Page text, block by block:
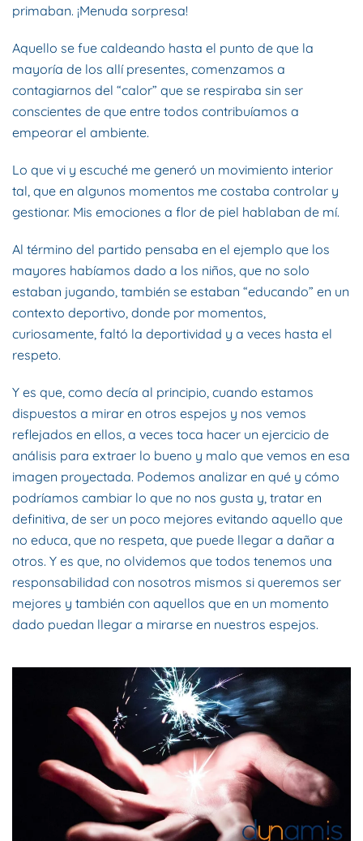
primaban. ¡Menuda sorpresa!
Aquello se fue caldeando hasta el punto de que la
mayoría de los allí presentes, comenzamos a
contagiarnos del “calor” que se respiraba sin ser
conscientes de que entre todos contribuíamos a
empeorar el ambiente.
Lo que vi y escuché me generó un movimiento interior
tal, que en algunos momentos me costaba controlar y
gestionar. Mis emociones a flor de piel hablaban de mí.
Al término del partido pensaba en el ejemplo que los
mayores habíamos dado a los niños, que no solo
estaban jugando, también se estaban “educando” en un
contexto deportivo, donde por momentos,
curiosamente, faltó la deportividad y a veces hasta el
respeto.
Y es que, como decía al principio, cuando estamos
dispuestos a mirar en otros espejos y nos vemos
reflejados en ellos, a veces toca hacer un ejercicio de
análisis para extraer lo bueno y malo que vemos en esa
imagen proyectada. Podemos analizar en qué y cómo
podríamos cambiar lo que no nos gusta y, tratar en
definitiva, de ser un poco mejores evitando aquello que
no educa, que no respeta, que puede llegar a dañar a
otros. Y es que, no olvidemos que todos tenemos una
responsabilidad con nosotros mismos si queremos ser
mejores y también con aquellos que en un momento
dado puedan llegar a mirarse en nuestros espejos.